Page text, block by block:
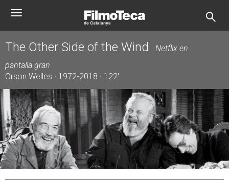
Toggle
The Other Side of the Wind
Netflix en
pantalla gran
Orson Welles · 1972-2018 · 122'